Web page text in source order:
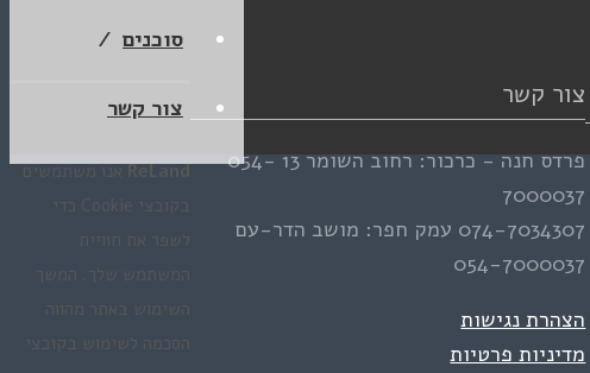
סוכנים
צור קשר צור קשר
פרדס חנה - כרכור: רחוב השומר 13
054-
7000037
074-7034307 עמק חפר: מושב הדר-עם
054-7000037
הצהרת נגישות
מדיניות פרטיות
ReLandאנו משתמשים
בקובצי Cookie כדי
לשפר את חוויית
המשתמש שלך. המשך
השימוש באתר מהווה
הסכמה לשימוש בקובצי